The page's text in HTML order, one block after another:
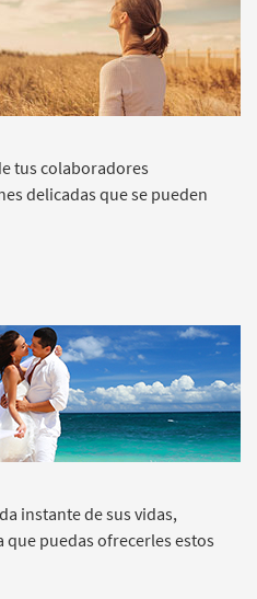
tus colaboradores
delicadas que se pueden
instante de sus vidas,
puedas ofrecerles estos